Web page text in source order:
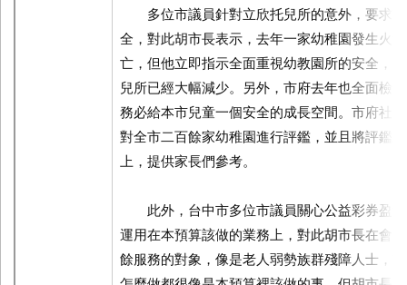
多位市議員針對立欣托兒所的意外，要求胡
全，對此胡市長表示，去年一家幼稚園發生火
亡，但他立即指示全面重視幼教園所的安全，
兒所已經大幅減少。另外，市府去年也全面檢
務必給本市兒童一個安全的成長空間。市府社
對全市二百餘家幼稚園進行評鑑，並且將評鑑
上，提供家長們參考。
此外，台中市多位市議員關心公益彩券盈餘
運用在本預算該做的業務上，對此胡市長在會
餘服務的對象，像是老人弱勢族群殘障人士，